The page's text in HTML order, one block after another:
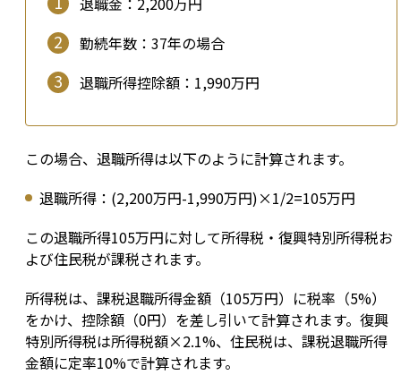
勤続年数：37年の場合
退職所得控除額：1,990万円
この場合、退職所得は以下のように計算されます。
退職所得：(2,200万円-1,990万円)×1/2=105万円
この退職所得105万円に対して所得税・復興特別所得税お
よび住民税が課税されます。
所得税は、課税退職所得金額（105万円）に税率（5%）
をかけ、控除額（0円）を差し引いて計算されます。復興
特別所得税は所得税額×2.1%、住民税は、課税退職所得
金額に定率10%で計算されます。